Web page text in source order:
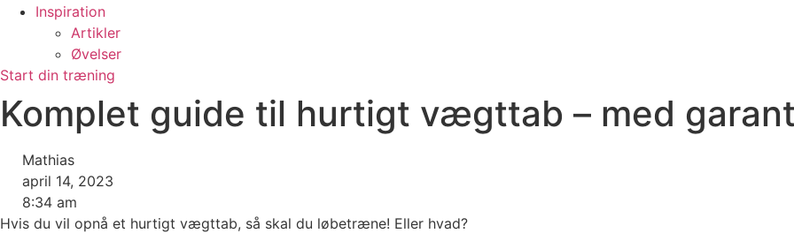
Inspiration
Artikler
Øvelser
Start din træning
Komplet guide til hurtigt vægttab – med
Mathias
april 14, 2023
8:34 am
Hvis du vil opnå et hurtigt vægttab, så skal du løbetræne! Eller hvad?